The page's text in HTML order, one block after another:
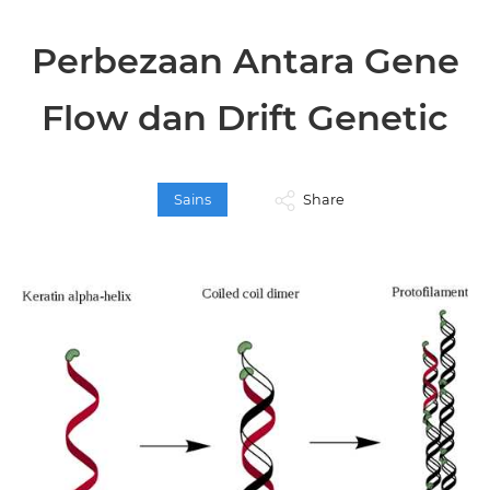
Perbezaan Antara Gene
Flow dan Drift Genetic
Sains Share